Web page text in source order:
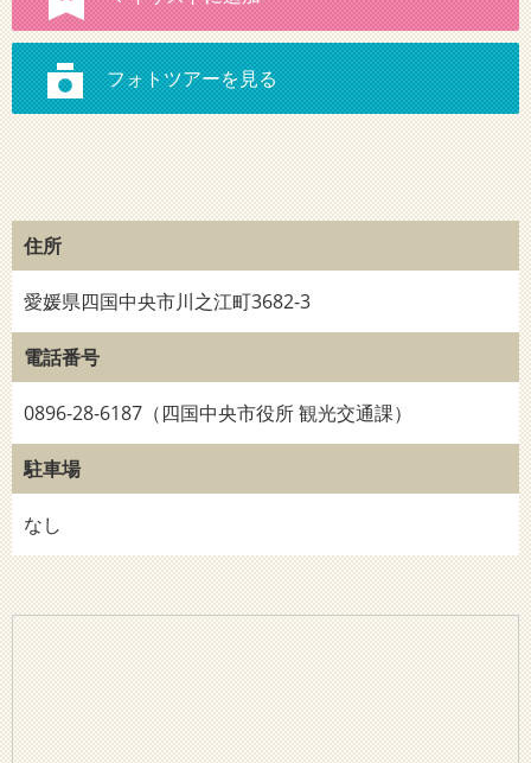
住所
愛媛県四国中央市川之江町3682-3
電話番号
0896-28-6187（四国中央市役所 観光交通課）
駐車場
なし